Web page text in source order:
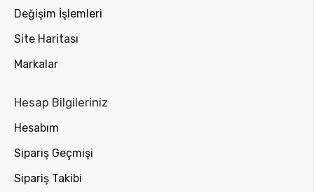
Değişim İşlemleri
Site Haritası
Markalar
Hesap Bilgileriniz
Hesabım
Sipariş Geçmişi
Sipariş Takibi